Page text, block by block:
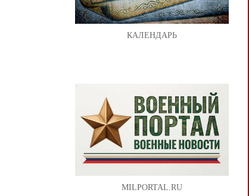
КАЛЕНДАРЬ
MILPORTAL.RU